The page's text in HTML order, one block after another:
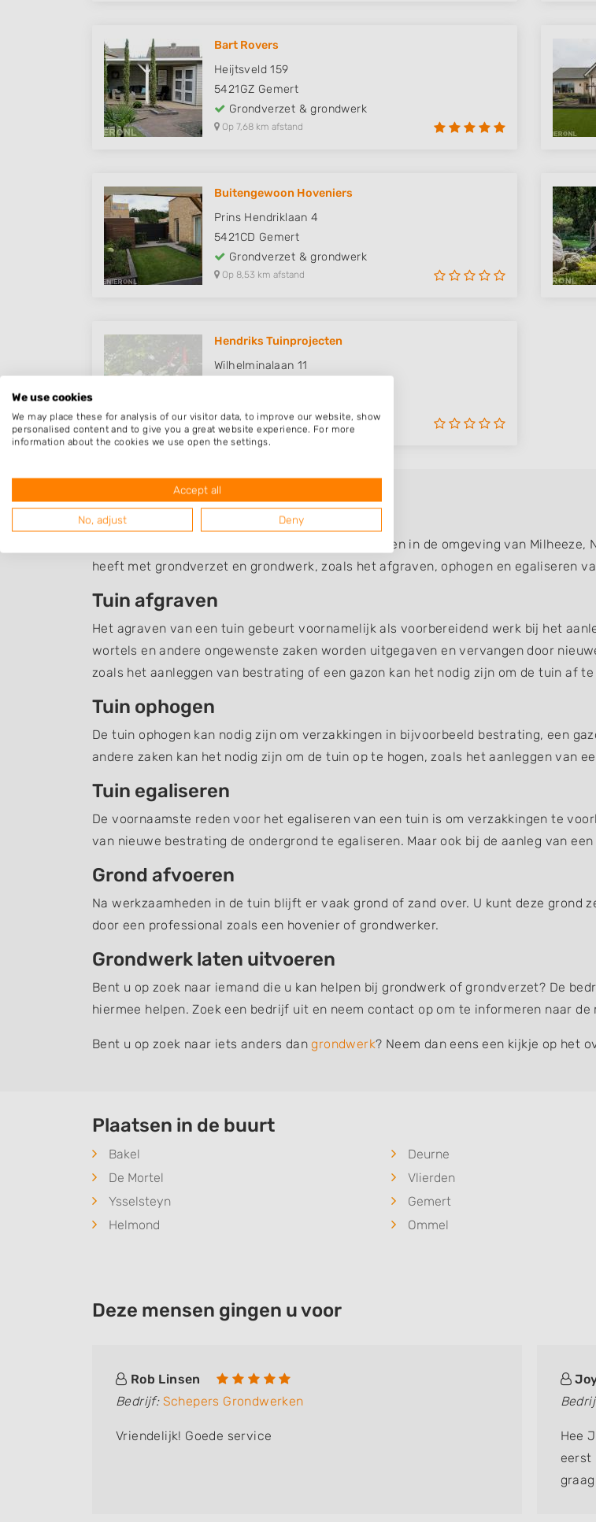
Bart Rovers
Heijtsveld 159
5421GZ Gemert
Grondverzet & grondwerk
Op 7,68 km afstand
Buitengewoon Hoveniers
Prins Hendriklaan 4
5421CD Gemert
Grondverzet & grondwerk
Op 8,53 km afstand
Hendriks Tuinprojecten
Wilhelminalaan 11
Op 9,45 km afstand
Grondverzet Milheeze
Een overzicht van hoveniers en en andere bedrijven in de omgeving van
heeft met grondverzet en grondwerk, zoals het afgraven, ophogen en egaliseren
Tuin afgraven
Het agraven van een tuin gebeurt voornamelijk als voorbereidend werk bij het
wortels en andere ongewenste zaken worden uitgegaven en vervangen door
zoals het aanleggen van bestrating of een gazon kan het nodig zijn om de tuin af te
Tuin ophogen
De tuin ophogen kan nodig zijn om verzakkingen in bijvoorbeeld bestrating, een
andere zaken kan het nodig zijn om de tuin op te hogen, zoals het aanleggen van
Tuin egaliseren
De voornaamste reden voor het egaliseren van een tuin is om verzakkingen te
van nieuwe bestrating de ondergrond te egaliseren. Maar ook bij de aanleg van
Grond afvoeren
Na werkzaamheden in de tuin blijft er vaak grond of zand over. U kunt deze
door een professional zoals een hovenier of grondwerker.
Grondwerk laten uitvoeren
Bent u op zoek naar iemand die u kan helpen bij grondwerk of grondverzet? De
hiermee helpen. Zoek een bedrijf uit en neem contact op om te informeren naar de
Bent u op zoek naar iets anders dangrondwerk? Neem dan eens een kijkje op het
Plaatsen in de buurt
Bakel Deurne
De Mortel
Vlierden
Ysselsteyn
Gemert
Helmond
Ommel
Deze mensen gingen u voor
Rob Linsen
Bedrijf: Schepers Grondwerken
Vriendelijk! Goede service
Hee
eerst
We use cookies
We may place these for analysis of our visitor data, to improve our website, show
personalised content and to give you a great website experience. For more
information about the cookies we use open the settings.
Accept all
No, adjust Deny